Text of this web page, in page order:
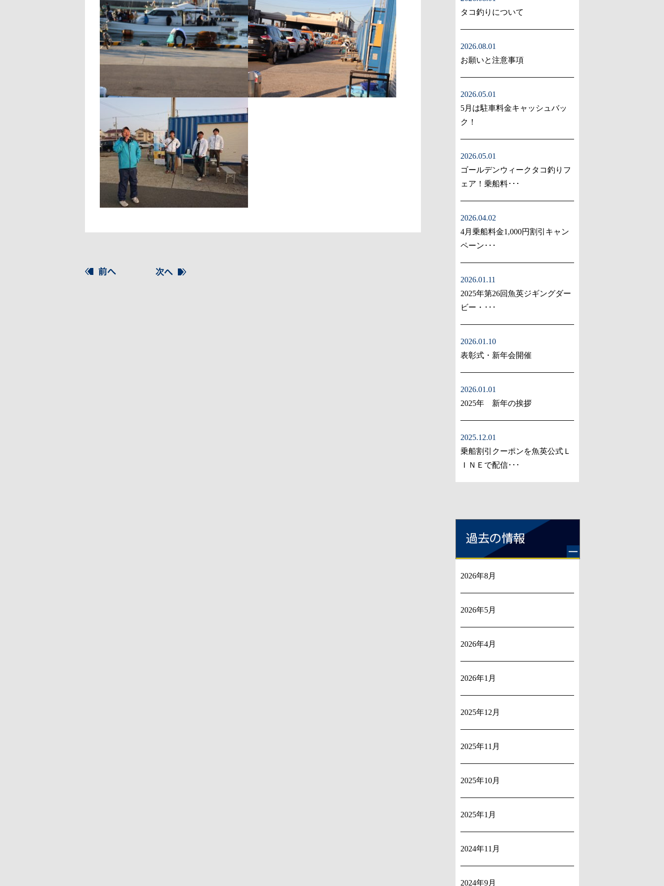
タコ釣りについて
2026.08.01
お願いと注意事項
2026.05.01
5月は駐車料金キャッシュバッ
ク！
2026.05.01
ゴールデンウィークタコ釣りフ
ェア！乗船料･･･
2026.04.02
4月乗船料金1,000円割引キャン
ペーン･･･
2026.01.11
2025年第26回魚英ジギングダー
ビー・･･･
2026.01.10
表彰式・新年会開催
2026.01.01
2025年 新年の挨拶
2025.12.01
乗船割引クーポンを魚英公式Ｌ
ＩＮＥで配信･･･
2026年8月
2026年5月
2026年4月
2026年1月
2025年12月
2025年11月
2025年10月
2025年1月
2024年11月
2024年9月